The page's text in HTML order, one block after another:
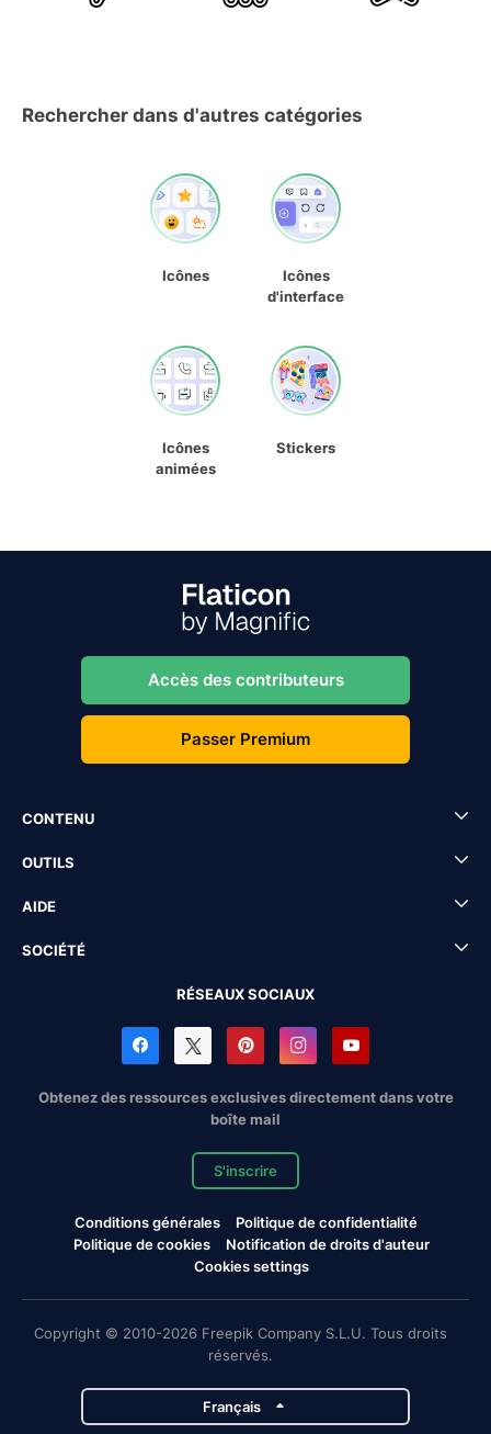
Rechercher dans d'autres catégories
Icônes
Icônes
d'interface
Icônes
animées
Stickers
Accès des contributeurs
Passer Premium
CONTENU
OUTILS
AIDE
SOCIÉTÉ
RÉSEAUX SOCIAUX
Obtenez des ressources exclusives directement dans votre
boîte mail
S'inscrire
Conditions générales
Politique de confidentialité
Politique de cookies
Notification de droits d'auteur
Cookies settings
Copyright © 2010-2026 Freepik Company S.L.U. Tous droits
réservés.
Français